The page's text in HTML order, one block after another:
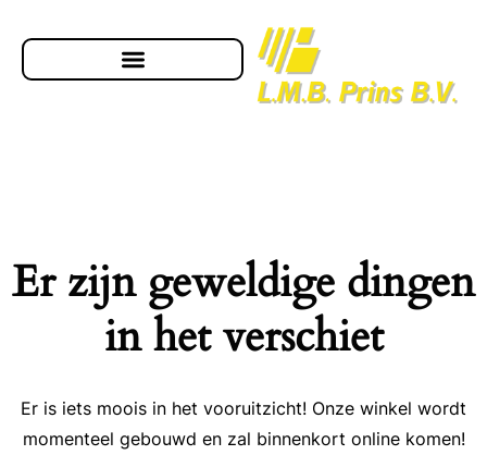
Er zijn geweldige dingen
in het verschiet
Er is iets moois in het vooruitzicht! Onze winkel wordt
momenteel gebouwd en zal binnenkort online komen!